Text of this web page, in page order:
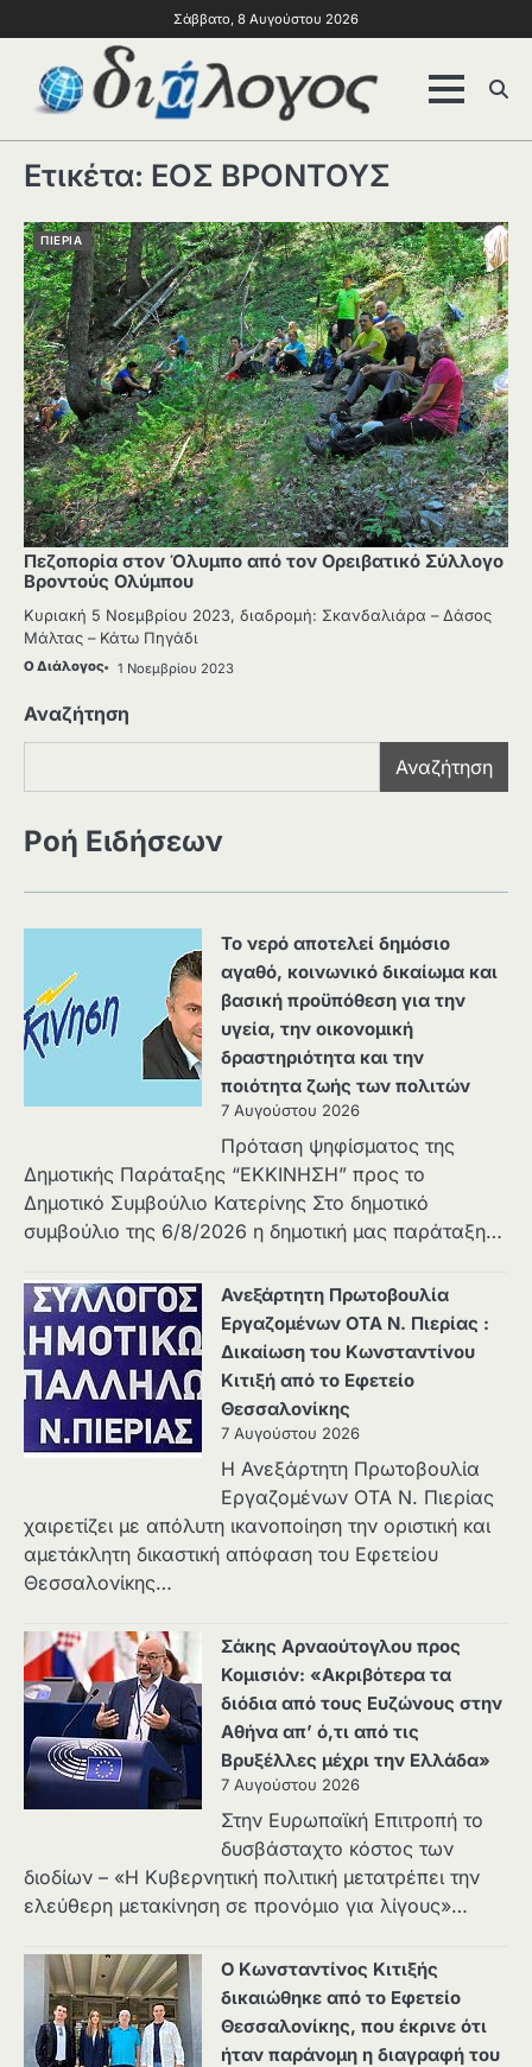
Σάββατο, 8 Αυγούστου 2026
Ετικέτα: ΕΟΣ ΒΡΟΝΤΟΥΣ
ΠΙΕΡΙΑ
Πεζοπορία στον Όλυμπο από τον Ορειβατικό Σύλλογο
Βροντούς Ολύμπου
Κυριακή 5 Νοεμβρίου 2023, διαδρομή: Σκανδαλιάρα – Δάσος
Μάλτας – Κάτω Πηγάδι
Ο Διάλογος 1 Νοεμβρίου 2023
Αναζήτηση
Αναζήτηση
Ροή Ειδήσεων
Το νερό αποτελεί δημόσιο
αγαθό, κοινωνικό δικαίωμα και
βασική προϋπόθεση για την
υγεία, την οικονομική
δραστηριότητα και την
ποιότητα ζωής των πολιτών
7 Αυγούστου 2026
Πρόταση ψηφίσματος της
Δημοτικής Παράταξης “ΕΚΚΙΝΗΣΗ” προς το
Δημοτικό Συμβούλιο Κατερίνης Στο δημοτικό
συμβούλιο της 6/8/2026 η δημοτική μας παράταξη…
Ανεξάρτητη Πρωτοβουλία
Εργαζομένων ΟΤΑ Ν. Πιερίας :
Δικαίωση του Κωνσταντίνου
Κιτιξή από το Εφετείο
Θεσσαλονίκης
7 Αυγούστου 2026
Η Ανεξάρτητη Πρωτοβουλία
Εργαζομένων ΟΤΑ Ν. Πιερίας
χαιρετίζει με απόλυτη ικανοποίηση την οριστική και
αμετάκλητη δικαστική απόφαση του Εφετείου
Θεσσαλονίκης…
Σάκης Αρναούτογλου προς
Κομισιόν: «Ακριβότερα τα
διόδια από τους Ευζώνους στην
Αθήνα απ’ ό,τι από τις
Βρυξέλλες μέχρι την Ελλάδα»
7 Αυγούστου 2026
Στην Ευρωπαϊκή Επιτροπή το
δυσβάσταχτο κόστος των
διοδίων – «Η Κυβερνητική πολιτική μετατρέπει την
ελεύθερη μετακίνηση σε προνόμιο για λίγους»…
Ο Κωνσταντίνος Κιτιξής
δικαιώθηκε από το Εφετείο
Θεσσαλονίκης, που έκρινε ότι
ήταν παράνομη η διαγραφή του